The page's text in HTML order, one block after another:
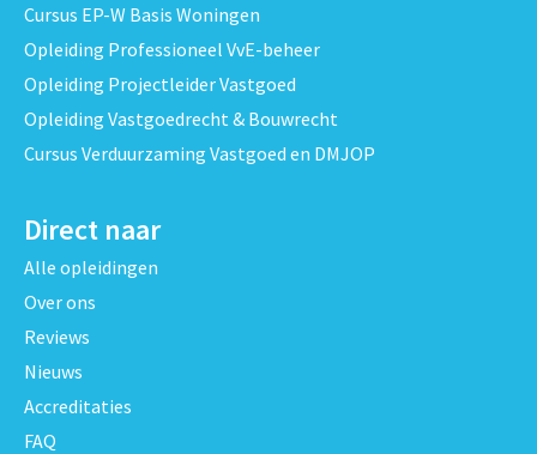
Cursus EP-W Basis Woningen
Opleiding Professioneel VvE-beheer
Opleiding Projectleider Vastgoed
Opleiding Vastgoedrecht & Bouwrecht
Cursus Verduurzaming Vastgoed en DMJOP
Direct naar
Alle opleidingen
Over ons
Reviews
Nieuws
Accreditaties
FAQ